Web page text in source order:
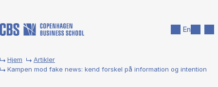
En
Hjem
Artikler
Kampen mod fake news: kend forskel på information og intention